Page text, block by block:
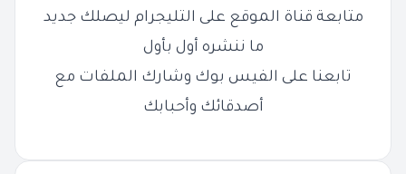
متابعة قناة الموقع على التليجرام ليصلك جديد
ما ننشره أول بأول
تابعنا على الفيس بوك وشارك الملفات مع
أصدقائك وأحبابك